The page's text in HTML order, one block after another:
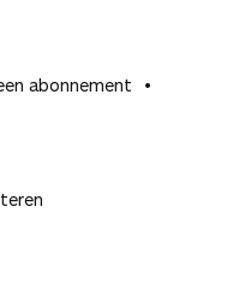
abonnement